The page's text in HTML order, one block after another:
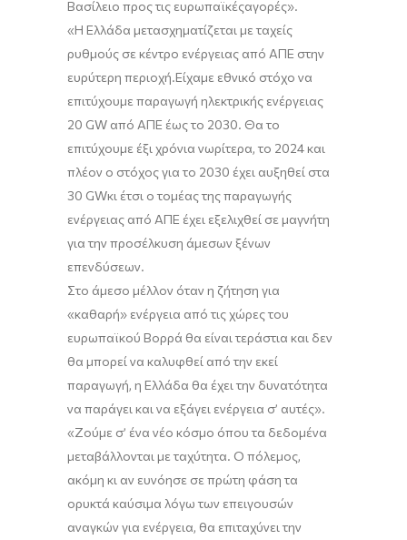
Βασίλειο προς τις ευρωπαϊκέςαγορές».
«Η Ελλάδα μετασχηματίζεται με ταχείς
ρυθμούς σε κέντρο ενέργειας από ΑΠΕ στην
ευρύτερη περιοχή.Είχαμε εθνικό στόχο να
επιτύχουμε παραγωγή ηλεκτρικής ενέργειας
20 GW από ΑΠΕ έως το 2030. Θα το
επιτύχουμε έξι χρόνια νωρίτερα, το 2024 και
πλέον ο στόχος για το 2030 έχει αυξηθεί στα
30 GWκι έτσι ο τομέας της παραγωγής
ενέργειας από ΑΠΕ έχει εξελιχθεί σε μαγνήτη
για την προσέλκυση άμεσων ξένων
επενδύσεων.
Στο άμεσο μέλλον όταν η ζήτηση για
«καθαρή» ενέργεια από τις χώρες του
ευρωπαϊκού Βορρά θα είναι τεράστια και δεν
θα μπορεί να καλυφθεί από την εκεί
παραγωγή, η Ελλάδα θα έχει την δυνατότητα
να παράγει και να εξάγει ενέργεια σ’ αυτές».
«Ζούμε σ’ ένα νέο κόσμο όπου τα δεδομένα
μεταβάλλονται με ταχύτητα. Ο πόλεμος,
ακόμη κι αν ευνόησε σε πρώτη φάση τα
ορυκτά καύσιμα λόγω των επειγουσών
αναγκών για ενέργεια, θα επιταχύνει την